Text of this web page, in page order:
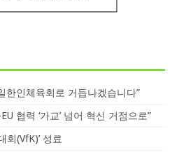
한인체육회로 거듭나겠습니다”
협력 ‘가교’ 넘어 혁신 거점으로”
회(VfK)’ 성료